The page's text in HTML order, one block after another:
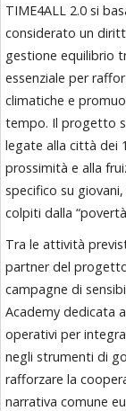
TIME4ALL 2.0 si
considerato un
gestione equilibrio
essenziale per
climatiche e
tempo. Il progetto
legate alla città dei
prossimità e alla
specifico su
colpiti dalla
Tra le attività
partner del
campagne di
Academy dedicata
operativi per
negli strumenti di
rafforzare la
narrativa comune